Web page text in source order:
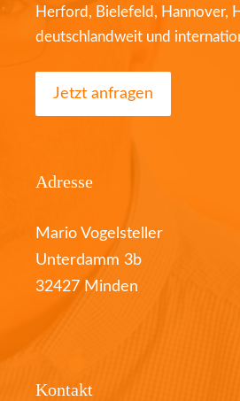
Herford, Bielefeld, Hannover,
deutschlandweit und
Jetzt anfragen
Adresse
Mario Vogelsteller
Unterdamm 3b
32427 Minden
Kontakt